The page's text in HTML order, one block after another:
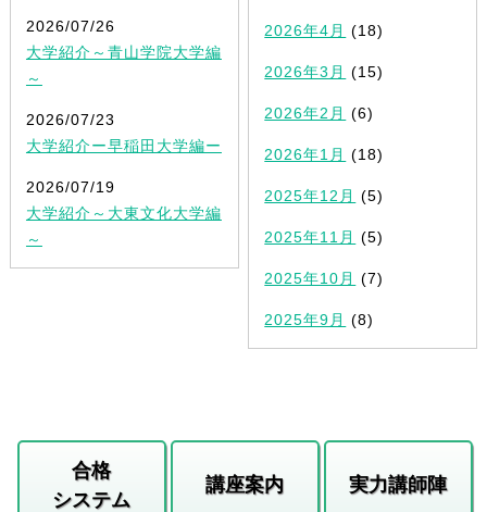
2026/07/26
大学紹介～青山学院大学編
～
2026/07/23
大学紹介ー早稲田大学編ー
2026/07/19
大学紹介～大東文化大学編
～
2026年4月 (18)
2026年3月 (15)
2026年2月 (6)
2026年1月 (18)
2025年12月 (5)
2025年11月 (5)
2025年10月 (7)
2025年9月 (8)
合格
システム
講座案内 実力講師陣